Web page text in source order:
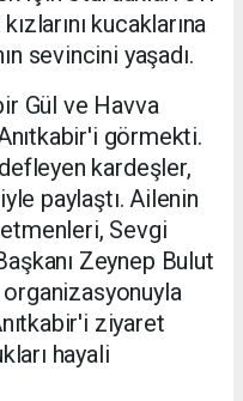
kucaklarına
sevincini yaşadı.
Gül ve Havva
görmekti.
kardeşler,
paylaştı. Ailenin
Sevgi
Zeynep Bulut
ziyaret
hayali